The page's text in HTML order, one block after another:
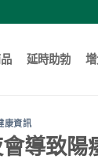
延時助勃
康資訊
導致陽